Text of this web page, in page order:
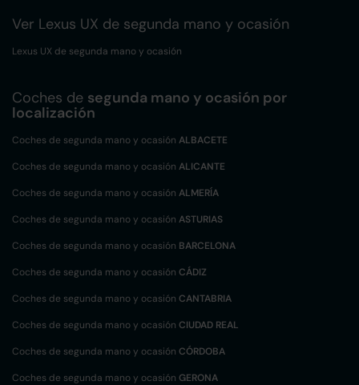
Ver Lexus UX de segunda mano y ocasión
Lexus UX de segunda mano y ocasión
Coches de segunda mano y ocasión por
localización
Coches de segunda mano y ocasión ALBACETE
Coches de segunda mano y ocasión ALICANTE
Coches de segunda mano y ocasión ALMERÍA
Coches de segunda mano y ocasión ASTURIAS
Coches de segunda mano y ocasión BARCELONA
Coches de segunda mano y ocasión CÁDIZ
Coches de segunda mano y ocasión CANTABRIA
Coches de segunda mano y ocasión CIUDAD REAL
Coches de segunda mano y ocasión CÓRDOBA
Coches de segunda mano y ocasión GERONA